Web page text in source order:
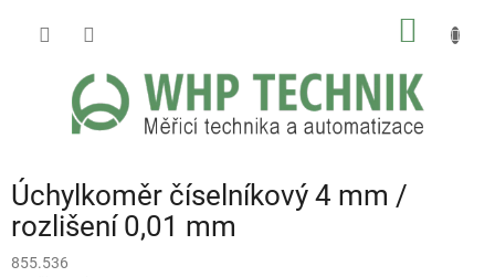
Úchylkoměr číselníkový 4 mm /
rozlišení 0,01 mm
855.536